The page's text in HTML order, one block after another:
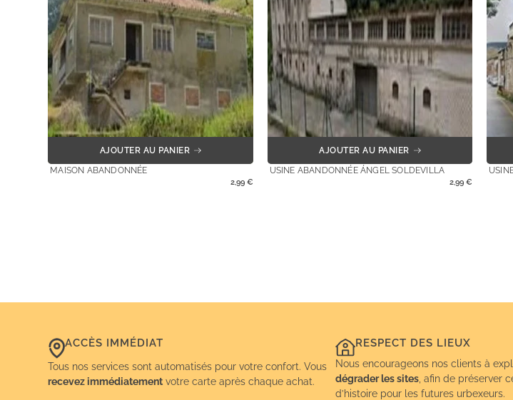
AJOUTER AU PANIER
MAISON ABANDONNÉE
2,99 €
AJOUTER AU PANIER
USINE ABANDONNÉE ÁNGEL SOLDEVILLA
2,99 €
ACCÈS IMMÉDIAT
Tous nos services sont automatisés pour votre confort. Vous
recevez immédiatement votre carte après chaque achat.
RESPECT DES LIEUX
Nous encourageons nos clients à
dégrader les sites , afin de préserver
d’histoire pour les futures urbexeurs.